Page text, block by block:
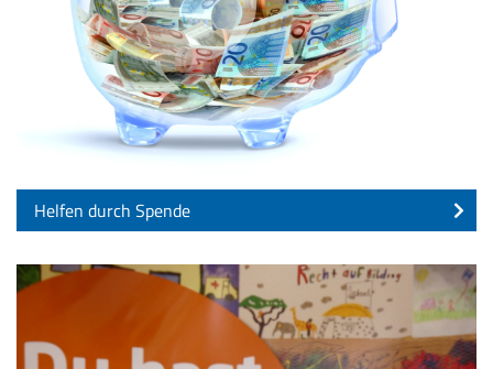
Helfen durch Spende